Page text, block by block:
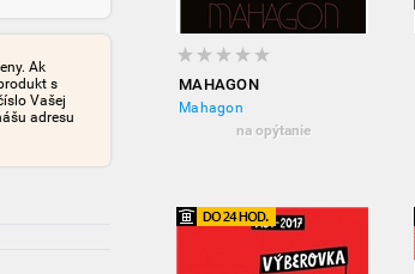
Ak
s
Vašej
adresu
MAHAGON
Mahagon
na opýtanie